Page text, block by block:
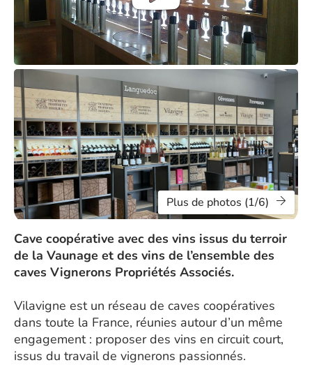
Plus de photos (1/6)
Cave coopérative avec des vins issus du terroir
de la Vaunage et des vins de l’ensemble des
caves Vignerons Propriétés Associés.
Vilavigne est un réseau de caves coopératives
dans toute la France, réunies autour d’un même
engagement : proposer des vins en circuit court,
issus du travail de vignerons passionnés.